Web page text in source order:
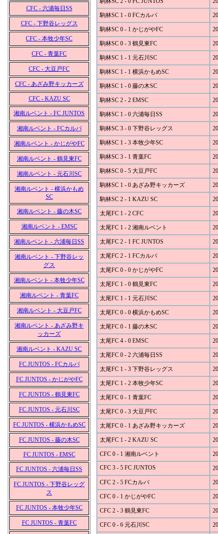
CFC - 六浦毎日SS
CFC - 下野谷レッグス
CFC - 本牧少年SC
CFC - 青葉FC
CFC - 大豆戸FC
CFC - あざみ野キッカーズ
CFC - KAZU SC
湘南ルベント - FC JUNTOS
湘南ルベント - FCカルパ
湘南ルベント - かじがやFC
湘南ルベント - 鶴見東FC
湘南ルベント - 元石川SC
湘南ルベント - 横浜かもめ
SC
湘南ルベント - 藤の木SC
湘南ルベント - EMSC
湘南ルベント - 六浦毎日SS
湘南ルベント - 下野谷レッ
グス
湘南ルベント - 本牧少年SC
湘南ルベント - 青葉FC
湘南ルベント - 大豆戸FC
湘南ルベント - あざみ野キ
ッカーズ
湘南ルベント - KAZU SC
FC JUNTOS - FCカルパ
FC JUNTOS - かじがやFC
FC JUNTOS - 鶴見東FC
FC JUNTOS - 元石川SC
FC JUNTOS - 横浜かもめSC
FC JUNTOS - 藤の木SC
FC JUNTOS - EMSC
FC JUNTOS - 六浦毎日SS
FC JUNTOS - 下野谷レッグ
ス
FC JUNTOS - 本牧少年SC
FC JUNTOS - 青葉FC
駒林SC 1 - 0 FCカルパ
駒林SC 0 - 1 かじがやFC
駒林SC 0 - 3 鶴見東FC
駒林SC 1 - 1 元石川SC
駒林SC 1 - 1 横浜かもめSC
駒林SC 1 - 0 藤の木SC
駒林SC 2 - 2 EMSC
駒林SC 1 - 0 六浦毎日SS
駒林SC 3 - 0 下野谷レッグス
駒林SC 1 - 3 本牧少年SC
駒林SC 3 - 1 青葉FC
駒林SC 0 - 5 大豆戸FC
駒林SC 1 - 0 あざみ野キッカーズ
駒林SC 2 - 1 KAZU SC
太尾FC 1 - 2 CFC
太尾FC 1 - 2 湘南ルベント
太尾FC 2 - 1 FC JUNTOS
太尾FC 2 - 1 FCカルパ
太尾FC 0 - 0 かじがやFC
太尾FC 1 - 0 鶴見東FC
太尾FC 1 - 1 元石川SC
太尾FC 0 - 0 横浜かもめSC
太尾FC 0 - 1 藤の木SC
太尾FC 4 - 0 EMSC
太尾FC 0 - 2 六浦毎日SS
太尾FC 1 - 3 下野谷レッグス
太尾FC 1 - 2 本牧少年SC
太尾FC 0 - 1 青葉FC
太尾FC 0 - 3 大豆戸FC
太尾FC 0 - 1 あざみ野キッカーズ
太尾FC 1 - 2 KAZU SC
CFC 0 - 1 湘南ルベント
CFC 3 - 5 FC JUNTOS
CFC 2 - 5 FCカルパ
CFC 0 - 1 かじがやFC
CFC 2 - 3 鶴見東FC
CFC 0 - 6 元石川SC